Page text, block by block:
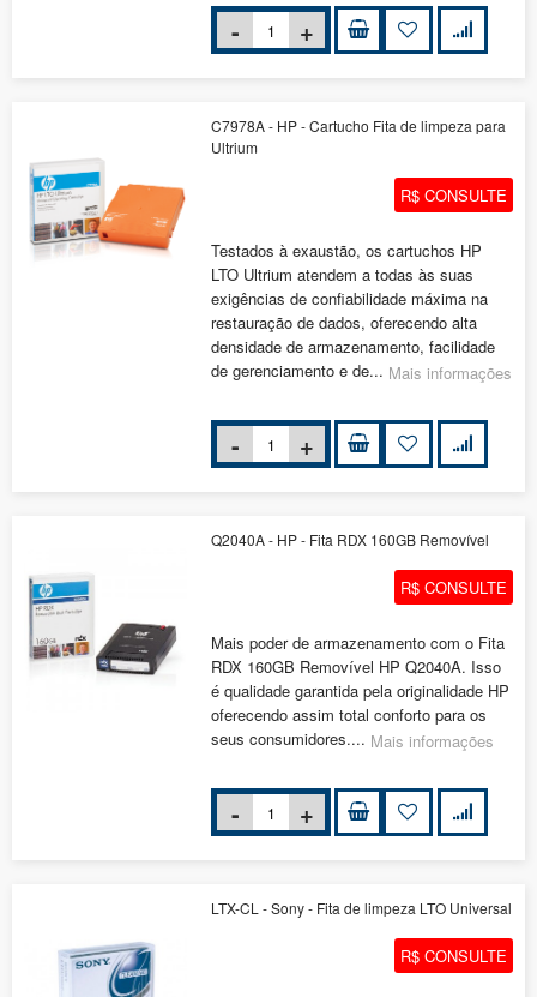
C7978A - HP - Cartucho Fita de limpeza para
Ultrium
R$ CONSULTE
Testados à exaustão, os cartuchos HP
LTO Ultrium atendem a todas às suas
exigências de confiabilidade máxima na
restauração de dados, oferecendo alta
densidade de armazenamento, facilidade
de gerenciamento e de... Mais informações
Q2040A - HP - Fita RDX 160GB Removível
R$ CONSULTE
Mais poder de armazenamento com o Fita
RDX 160GB Removível HP Q2040A. Isso
é qualidade garantida pela originalidade HP
oferecendo assim total conforto para os
seus consumidores.... Mais informações
LTX-CL - Sony - Fita de limpeza LTO Universal
R$ CONSULTE